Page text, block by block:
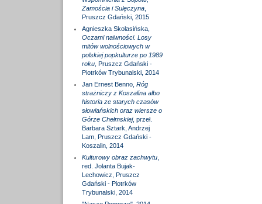
Zamościa i Sulęczyna,
Pruszcz Gdański, 2015
Agnieszka Skolasińska,
Oczami naiwności. Losy
mitów wolnościowych w
polskiej popkulturze po 1989
roku, Pruszcz Gdański -
Piotrków Trybunalski, 2014
Jan Ernest Benno, Róg
strażniczy z Koszalina albo
historia ze starych czasów
słowiańskich oraz wiersze o
Górze Chełmskiej, przeł.
Barbara Sztark, Andrzej
Lam, Pruszcz Gdański -
Koszalin, 2014
Kulturowy obraz zachwytu,
red. Jolanta Bujak-
Lechowicz, Pruszcz
Gdański - Piotrków
Trybunalski, 2014